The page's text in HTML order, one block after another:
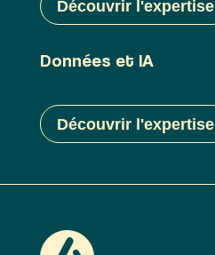
Découvrir l'expertise
Données et IA
Découvrir l'expertise